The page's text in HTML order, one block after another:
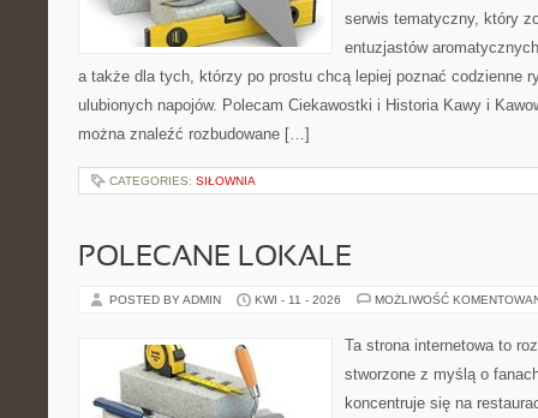
serwis tematyczny, który
entuzjastów
a także dla tych, którzy po prostu chcą lepiej poznać codzienne
ulubionych napojów. Polecam Ciekawostki i Historia Kawy i
można znaleźć rozbudowane […]
CATEGORIES: SIŁOWNIA
POLECANE LOKALE
POSTED BY ADMIN KWI - 11 - 2026 MOŻLIWOŚĆ
Ta strona internetowa to
stworzone z myślą o
koncentruje się na